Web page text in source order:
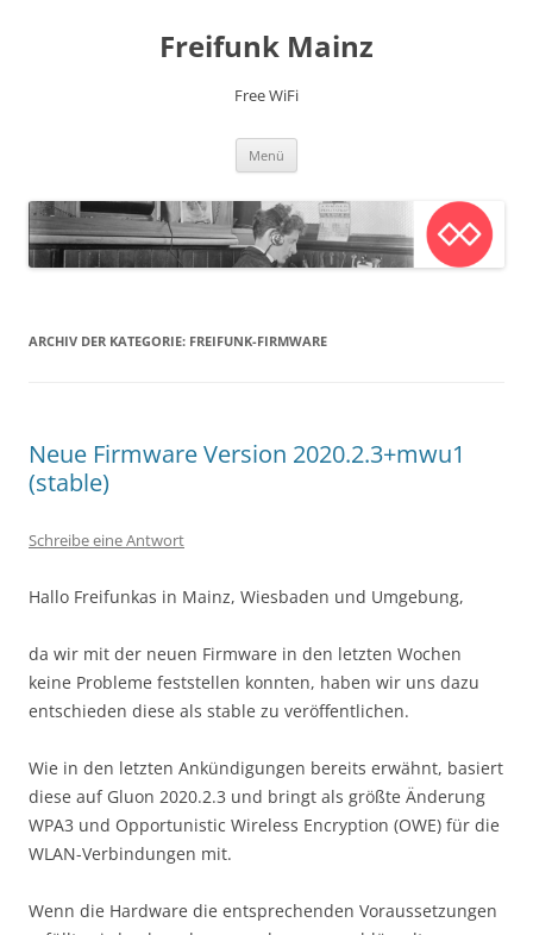
Freifunk Mainz
Free WiFi
Menü
ARCHIV DER KATEGORIE: FREIFUNK-FIRMWARE
Neue Firmware Version 2020.2.3+mwu1
(stable)
Schreibe eine Antwort
Hallo Freifunkas in Mainz, Wiesbaden und Umgebung,
da wir mit der neuen Firmware in den letzten Wochen
keine Probleme feststellen konnten, haben wir uns dazu
entschieden diese als stable zu veröffentlichen.
Wie in den letzten Ankündigungen bereits erwähnt, basiert
diese auf Gluon 2020.2.3 und bringt als größte Änderung
WPA3 und Opportunistic Wireless Encryption (OWE) für die
WLAN-Verbindungen mit.
Wenn die Hardware die entsprechenden Voraussetzungen